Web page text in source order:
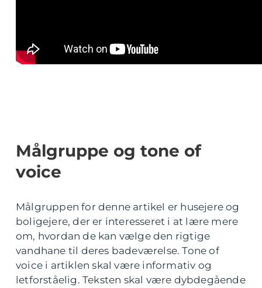
Målgruppe og tone of
voice
Målgruppen for denne artikel er husejere og
boligejere, der er interesseret i at lære mere
om, hvordan de kan vælge den rigtige
vandhane til deres badeværelse. Tone of
voice i artiklen skal være informativ og
letforståelig. Teksten skal være dybdegående